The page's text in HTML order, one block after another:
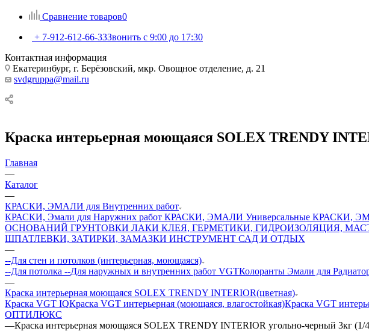
Сравнение товаров0
+ 7-912-612-66-33Звонить с 9:00 до 17:30
Контактная информация
Екатеринбург, г. Берёзовский, мкр. Овощное отделение, д. 21
svdgruppa@mail.ru
Краска интерьерная моющаяся SOLEX TRENDY
Главная
—
Каталог
—
КРАСКИ, ЭМАЛИ для Внутренних работ
КРАСКИ, Эмали для Наружних работ КРАСКИ, ЭМАЛИ Универсальные КРАСКИ,
ОСНОВАНИЙ ГРУНТОВКИ ЛАКИ КЛЕЯ, ГЕРМЕТИКИ, ГИДРОИЗОЛЯЦИЯ,
ШПАТЛЕВКИ, ЗАТИРКИ, ЗАМАЗКИ ИНСТРУМЕНТ САД И ОТДЫХ
—
--Для стен и потолков (интерьерная, моющаяся)
--Для потолка --Для наружных и внутренних работ VGTКолоранты Эмали для
—
Краска интерьерная моющаяся SOLEX TRENDY INTERIOR(цветная)
Краска VGT IQКраска VGT интерьерная (моющаяся, влагостойкая)Краска VGT
ОПТИЛЮКС
—Краска интерьерная моющаяся SOLEX TRENDY INTERIOR угольно-черный 3кг (1/